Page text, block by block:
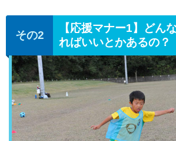
【応援マナー1】どん
ればいいとかあるの？